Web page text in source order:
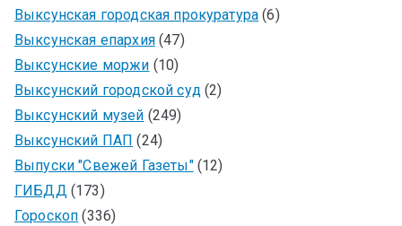
Выксунская городская прокуратура (6)
Выксунская епархия(47)
Выксунские моржи (10)
Выксунский городской суд(2)
Выксунский музей (249)
Выксунский ПАП (24)
Выпуски "Свежей Газеты"(12)
ГИБДД(173)
Гороскоп (336)